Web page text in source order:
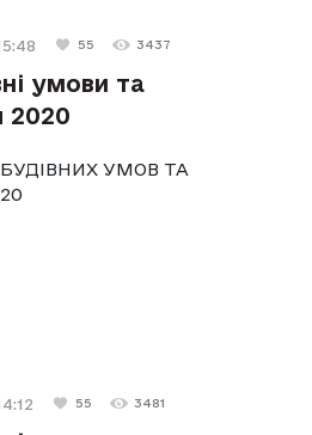
55 3437
умови та
2020
УМОВ ТА
55 3481